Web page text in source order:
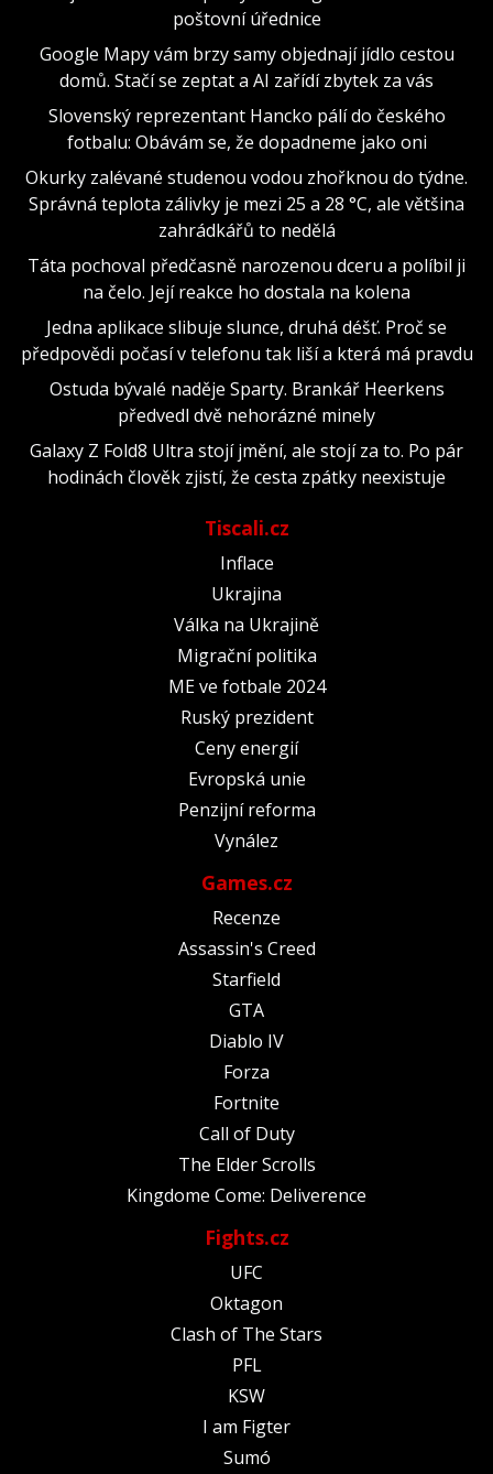
poštovní úřednice
Google Mapy vám brzy samy objednají jídlo cestou
domů. Stačí se zeptat a AI zařídí zbytek za vás
Slovenský reprezentant Hancko pálí do českého
fotbalu: Obávám se, že dopadneme jako oni
Okurky zalévané studenou vodou zhořknou do týdne.
Správná teplota zálivky je mezi 25 a 28 °C, ale většina
zahrádkářů to nedělá
Táta pochoval předčasně narozenou dceru a políbil ji
na čelo. Její reakce ho dostala na kolena
Jedna aplikace slibuje slunce, druhá déšť. Proč se
předpovědi počasí v telefonu tak liší a která má pravdu
Ostuda bývalé naděje Sparty. Brankář Heerkens
předvedl dvě nehorázné minely
Galaxy Z Fold8 Ultra stojí jmění, ale stojí za to. Po pár
hodinách člověk zjistí, že cesta zpátky neexistuje
Tiscali.cz
Inflace
Ukrajina
Válka na Ukrajině
Migrační politika
ME ve fotbale 2024
Ruský prezident
Ceny energií
Evropská unie
Penzijní reforma
Vynález
Games.cz
Recenze
Assassin's Creed
Starfield
GTA
Diablo IV
Forza
Fortnite
Call of Duty
The Elder Scrolls
Kingdome Come: Deliverence
Fights.cz
UFC
Oktagon
Clash of The Stars
PFL
KSW
I am Figter
Sumó